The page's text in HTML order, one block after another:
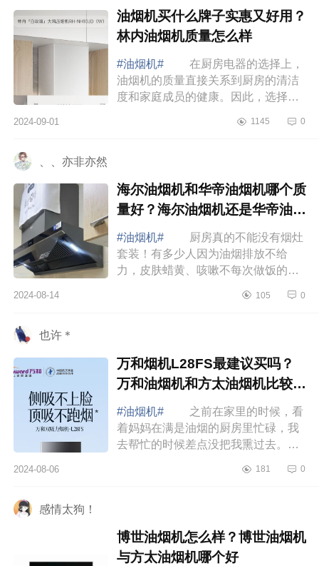
油烟机买什么牌子实惠又好用？
林内油烟机质量怎么样
#油烟机#
在厨房电器的选择上，
油烟机的质量直接关系到厨房的清洁
度和家庭成员的健康。因此，选择一
重要。下面小编为大家介绍下油烟机
2024-09-01 1145 0
、、亦非亦然
海尔油烟机和华帝油烟机哪个质
量好？海尔油烟机还是华帝油烟
机好
#油烟机#
厨房真的不能没有烟灶
套装！有多少人因为油烟排放不给
力，皮肤蜡黄、咳嗽不每次做饭的时
烟机和华帝油烟机哪个质量好 海
2024-08-14 105 0
也许＊
万和烟机L28FS最建议买吗？
万和油烟机和方太油烟机比较哪
个更好
#油烟机#
之前在家里的时候，看
着妈妈在满是油烟的厨房里忙碌，我
去帮忙的时候差点没把我熏过去。索
也换了，下面小编为大家介绍下万和
2024-08-06 181 0
感情太狗！
博世油烟机怎么样？博世油烟机
与方太油烟机哪个好